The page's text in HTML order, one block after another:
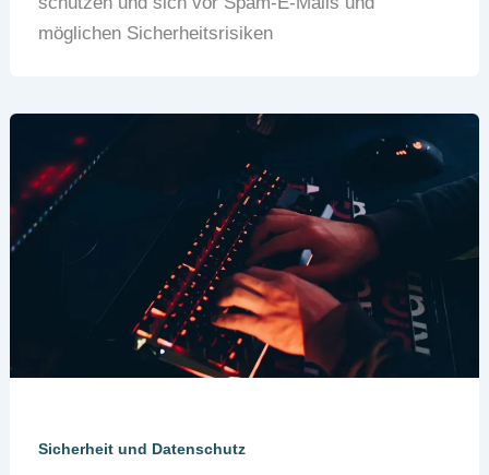
möglichen Sicherheitsrisiken
Sicherheit und Datenschutz